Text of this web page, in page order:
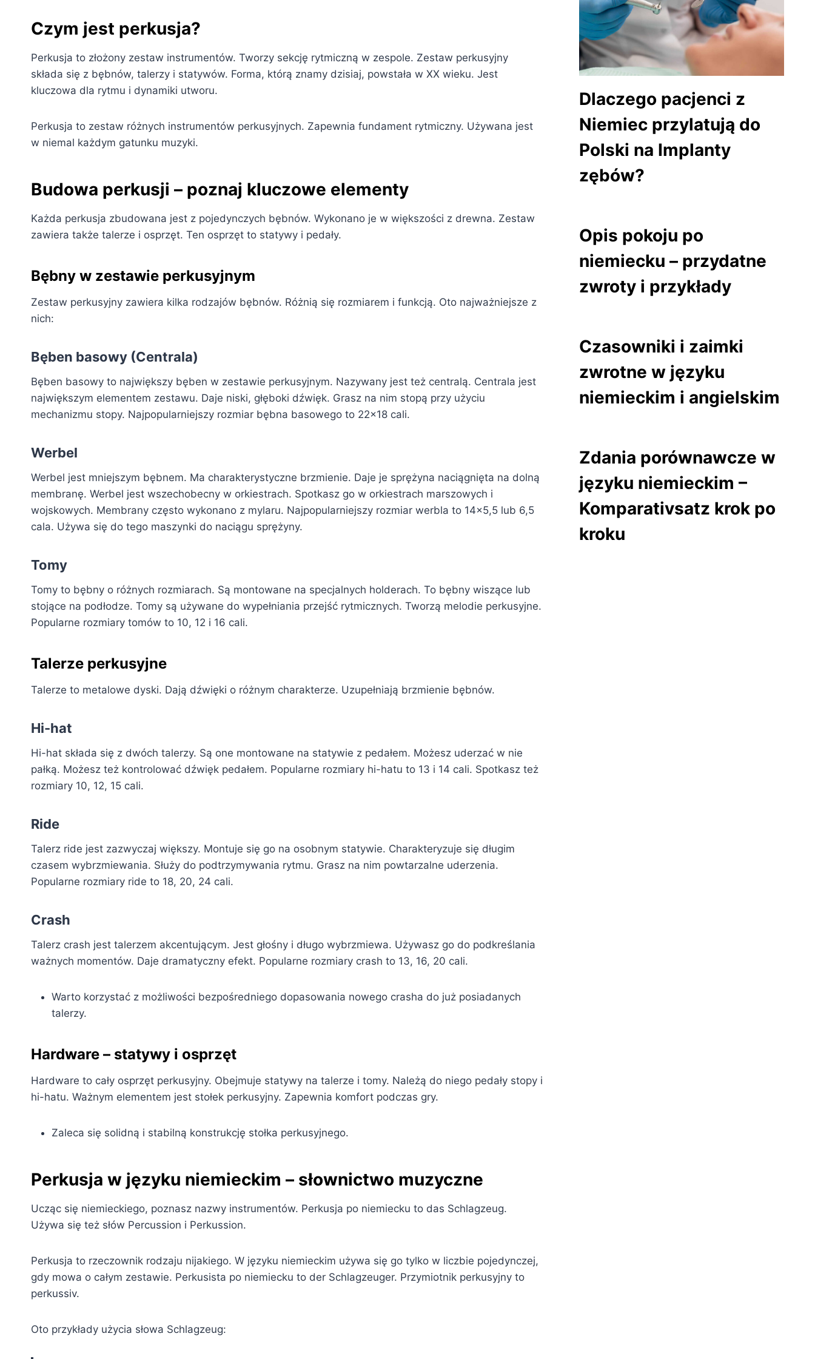
Czym jest perkusja?
Perkusja to złożony zestaw instrumentów. Tworzy sekcję rytmiczną w zespole. Zestaw perkusyjny
składa się z bębnów, talerzy i statywów. Forma, którą znamy dzisiaj, powstała w XX wieku. Jest
kluczowa dla rytmu i dynamiki utworu.
Perkusja to zestaw różnych instrumentów perkusyjnych. Zapewnia fundament rytmiczny. Używana jest
w niemal każdym gatunku muzyki.
Budowa perkusji – poznaj kluczowe elementy
Każda perkusja zbudowana jest z pojedynczych bębnów. Wykonano je w większości z drewna. Zestaw
zawiera także talerze i osprzęt. Ten osprzęt to statywy i pedały.
Bębny w zestawie perkusyjnym
Zestaw perkusyjny zawiera kilka rodzajów bębnów. Różnią się rozmiarem i funkcją. Oto najważniejsze z
nich:
Bęben basowy (Centrala)
Bęben basowy to największy bęben w zestawie perkusyjnym. Nazywany jest też centralą. Centrala jest
największym elementem zestawu. Daje niski, głęboki dźwięk. Grasz na nim stopą przy użyciu
mechanizmu stopy. Najpopularniejszy rozmiar bębna basowego to 22×18 cali.
Werbel
Werbel jest mniejszym bębnem. Ma charakterystyczne brzmienie. Daje je sprężyna naciągnięta na dolną
membranę. Werbel jest wszechobecny w orkiestrach. Spotkasz go w orkiestrach marszowych i
wojskowych. Membrany często wykonano z mylaru. Najpopularniejszy rozmiar werbla to 14×5,5 lub 6,5
cala. Używa się do tego maszynki do naciągu sprężyny.
Tomy
Tomy to bębny o różnych rozmiarach. Są montowane na specjalnych holderach. To bębny wiszące lub
stojące na podłodze. Tomy są używane do wypełniania przejść rytmicznych. Tworzą melodie perkusyjne.
Popularne rozmiary tomów to 10, 12 i 16 cali.
Talerze perkusyjne
Talerze to metalowe dyski. Dają dźwięki o różnym charakterze. Uzupełniają brzmienie bębnów.
Hi-hat
Hi-hat składa się z dwóch talerzy. Są one montowane na statywie z pedałem. Możesz uderzać w nie
pałką. Możesz też kontrolować dźwięk pedałem. Popularne rozmiary hi-hatu to 13 i 14 cali. Spotkasz też
rozmiary 10, 12, 15 cali.
Ride
Talerz ride jest zazwyczaj większy. Montuje się go na osobnym statywie. Charakteryzuje się długim
czasem wybrzmiewania. Służy do podtrzymywania rytmu. Grasz na nim powtarzalne uderzenia.
Popularne rozmiary ride to 18, 20, 24 cali.
Crash
Talerz crash jest talerzem akcentującym. Jest głośny i długo wybrzmiewa. Używasz go do podkreślania
ważnych momentów. Daje dramatyczny efekt. Popularne rozmiary crash to 13, 16, 20 cali.
Warto korzystać z możliwości bezpośredniego dopasowania nowego crasha do już posiadanych
talerzy.
Hardware – statywy i osprzęt
Hardware to cały osprzęt perkusyjny. Obejmuje statywy na talerze i tomy. Należą do niego pedały stopy i
hi-hatu. Ważnym elementem jest stołek perkusyjny. Zapewnia komfort podczas gry.
Zaleca się solidną i stabilną konstrukcję stołka perkusyjnego.
Perkusja w języku niemieckim – słownictwo muzyczne
Ucząc się niemieckiego, poznasz nazwy instrumentów. Perkusja po niemiecku to das Schlagzeug.
Używa się też słów Percussion i Perkussion.
Perkusja to rzeczownik rodzaju nijakiego. W języku niemieckim używa się go tylko w liczbie pojedynczej,
gdy mowa o całym zestawie. Perkusista po niemiecku to der Schlagzeuger. Przymiotnik perkusyjny to
perkussiv.
Oto przykłady użycia słowa Schlagzeug:
Dlaczego pacjenci z
Niemiec przylatują do
Polski na Implanty
zębów?
Opis pokoju po
niemiecku – przydatne
zwroty i przykłady
Czasowniki i zaimki
zwrotne w języku
niemieckim i angielskim
Zdania porównawcze w
języku niemieckim –
Komparativsatz krok po
kroku